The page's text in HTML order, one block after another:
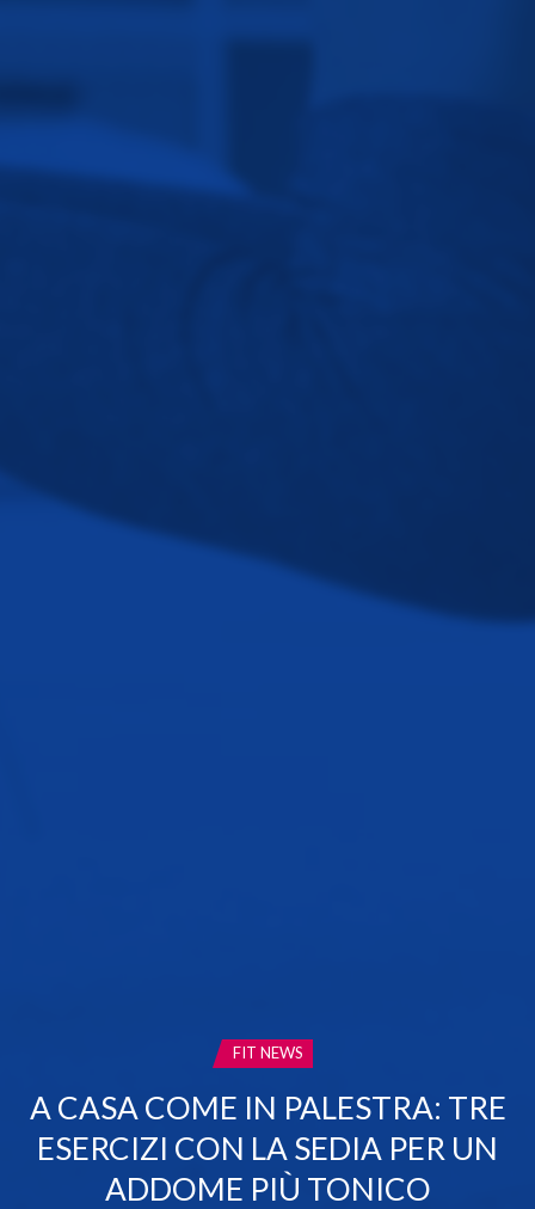
CATEGORIA:
FIT NEWS
A CASA COME IN PALESTRA: TRE
ESERCIZI CON LA SEDIA PER UN
ADDOME PIÙ TONICO